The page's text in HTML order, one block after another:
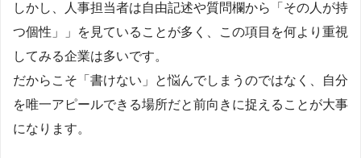
しかし、人事担当者は自由記述や質問欄から「その人が持
つ個性」」を見ていることが多く、この項目を何より重視
してみる企業は多いです。
だからこそ「書けない」と悩んでしまうのではなく、自分
を唯一アピールできる場所だと前向きに捉えることが大事
になります。